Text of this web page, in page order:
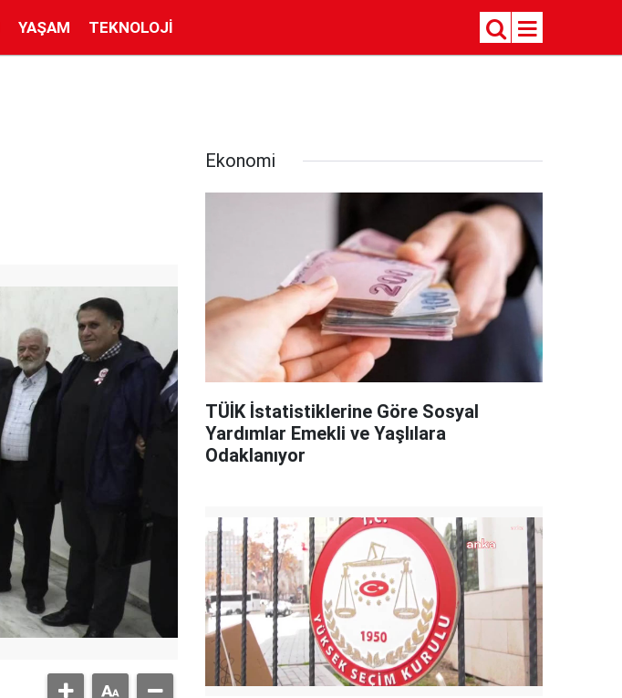
YAŞAM TEKNOLOJI
Ekonomi
TÜİK İstatistiklerine Göre Sosyal
Yardımlar Emekli ve Yaşlılara
Odaklanıyor